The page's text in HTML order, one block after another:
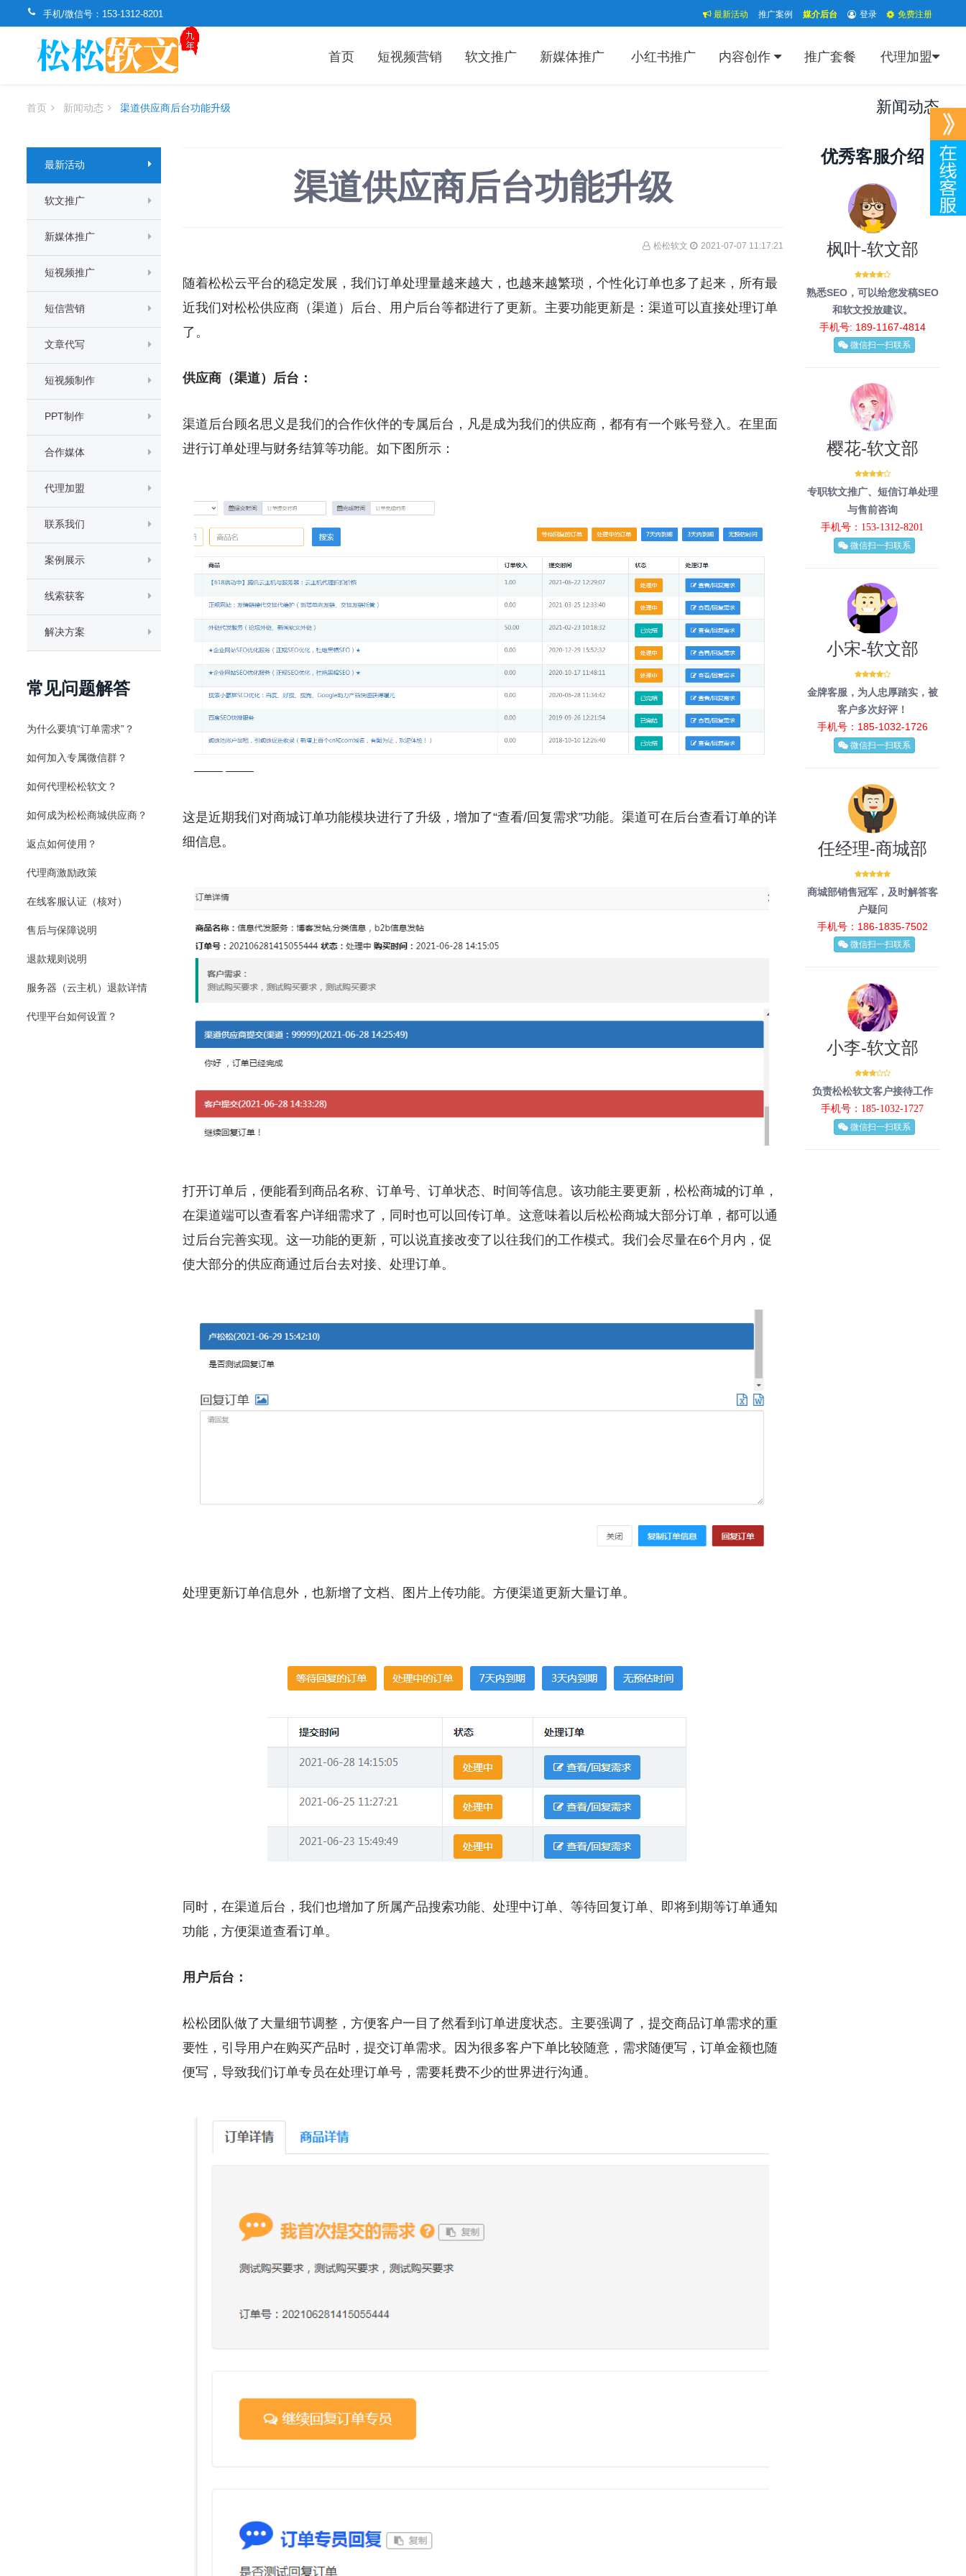
手机/微信号： 153-1312-8201 最新活动 推广案例 媒介后台 登录 免费注册
首页 短视频营销 软文推广 新媒体推广 小红书推广 内容创作 推广套餐 代理加盟
首页 新闻动态 渠道供应商后台功能升级 新闻动态
最新活动
软文推广
新媒体推广
短视频推广
短信营销
文章代写
短视频制作
PPT制作
合作媒体
代理加盟
联系我们
案例展示
线索获客
解决方案
常见问题解答
为什么要填“订单需求”？
如何加入专属微信群？
如何代理松松软文？
如何成为松松商城供应商？
返点如何使用？
代理商激励政策
在线客服认证（核对）
售后与保障说明
退款规则说明
服务器（云主机）退款详情
代理平台如何设置？
渠道供应商后台功能升级
松松软文 2021-07-07 11:17:21
随着松松云平台的稳定发展，我们订单处理量越来越大，也越来越繁琐，个性化订单也多了起来，所有最
近我们对松松供应商（渠道）后台、用户后台等都进行了更新。主要功能更新是：渠道可以直接处理订单
了。
供应商（渠道）后台：
渠道后台顾名思义是我们的合作伙伴的专属后台，凡是成为我们的供应商，都有有一个账号登入。在里面
进行订单处理与财务结算等功能。如下图所示：
这是近期我们对商城订单功能模块进行了升级，增加了“查看/回复需求”功能。渠道可在后台查看订单的详
细信息。
打开订单后，便能看到商品名称、订单号、订单状态、时间等信息。该功能主要更新，松松商城的订单，
在渠道端可以查看客户详细需求了，同时也可以回传订单。这意味着以后松松商城大部分订单，都可以通
过后台完善实现。这一功能的更新，可以说直接改变了以往我们的工作模式。我们会尽量在6个月内，促
使大部分的供应商通过后台去对接、处理订单。
处理更新订单信息外，也新增了文档、图片上传功能。方便渠道更新大量订单。
同时，在渠道后台，我们也增加了所属产品搜索功能、处理中订单、等待回复订单、即将到期等订单通知
功能，方便渠道查看订单。
用户后台：
松松团队做了大量细节调整，方便客户一目了然看到订单进度状态。主要强调了，提交商品订单需求的重
要性，引导用户在购买产品时，提交订单需求。因为很多客户下单比较随意，需求随便写，订单金额也随
便写，导致我们订单专员在处理订单号，需要耗费不少的世界进行沟通。
优秀客服介绍
枫叶-软文部
熟悉SEO，可以给您发稿SEO
和软文投放建议。
手机号: 189-1167-4814
微信扫一扫联系
樱花-软文部
专职软文推广、短信订单处理
与售前咨询
手机号：153-1312-8201
微信扫一扫联系
小宋-软文部
金牌客服，为人忠厚踏实，被
客户多次好评！
手机号：185-1032-1726
微信扫一扫联系
任经理-商城部
商城部销售冠军，及时解答客
户疑问
手机号：186-1835-7502
微信扫一扫联系
小李-软文部
负责松松软文客户接待工作
手机号：185-1032-1727
微信扫一扫联系